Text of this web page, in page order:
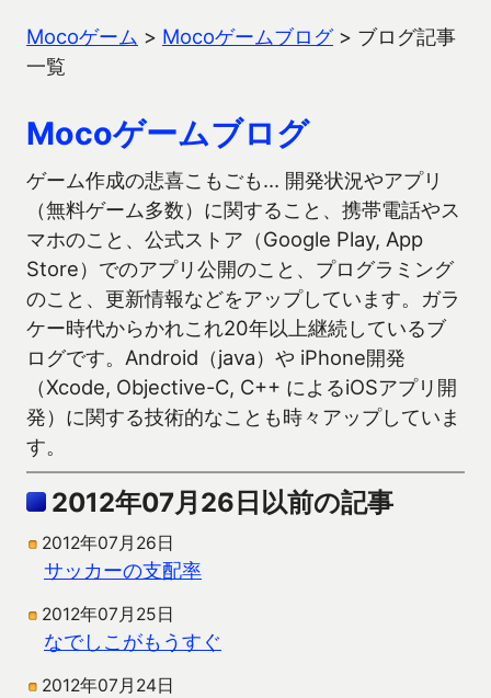
Mocoゲーム > Mocoゲームブログ> ブログ記事
一覧
Mocoゲームブログ
ゲーム作成の悲喜こもごも… 開発状況やアプリ
（無料ゲーム多数）に関すること、携帯電話やス
マホのこと、公式ストア（Google Play, App
Store）でのアプリ公開のこと、プログラミング
のこと、更新情報などをアップしています。ガラ
ケー時代からかれこれ20年以上継続しているブ
ログです。Android（java）や iPhone開発
（Xcode, Objective-C, C++ によるiOSアプリ開
発）に関する技術的なことも時々アップしていま
す。
2012年07月26日以前の記事
2012年07月26日
サッカーの支配率
2012年07月25日
なでしこがもうすぐ
2012年07月24日